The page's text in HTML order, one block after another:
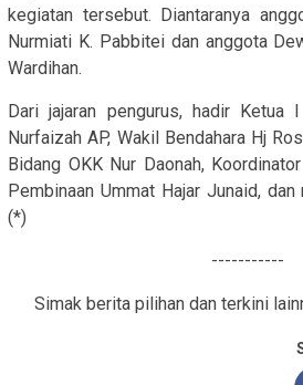
kegiatan tersebut. Diantaranya
Nurmiati K. Pabbitei dan anggota
Wardihan.
Dari jajaran pengurus, hadir Ketua
Nurfaizah AP, Wakil Bendahara Hj
Bidang OKK Nur Daonah,
Pembinaan Ummat Hajar Junaid,
(*)
-----------
Simak berita pilihan dan terkini